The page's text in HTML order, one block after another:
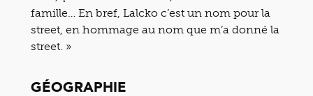
famille… En bref, Lalcko c’est un nom pour la
street, en hommage au nom que m’a donné la
street. »
GÉOGRAPHIE